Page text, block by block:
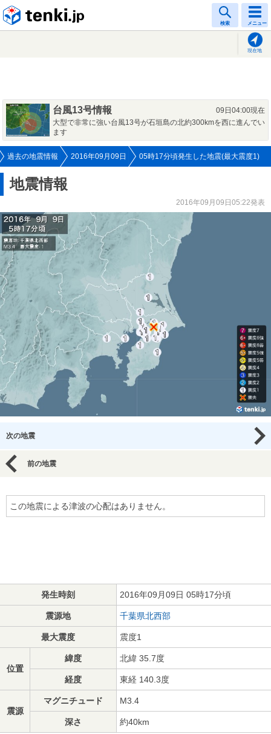
検索 メニュー
現在地
台風13号情報
09日04:00現在
大型で非常に強い台風13号が石垣島の北約300kmを西に進んでい
ます
過去の地震情報 2016年09月09日 05時17分頃発生した地震(最大震度1)
地震情報
2016年09月09日05:22発表
次の地震
前の地震
この地震による津波の心配はありません。
発生時刻 2016年09月09日 05時17分頃
震源地 千葉県北西部
最大震度 震度1
位置
緯度 北緯 35.7度
経度 東経 140.3度
震源
マグニチュード M3.4
深さ 約40km